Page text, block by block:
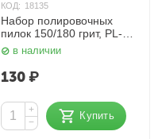
КОД: 18135
Набор полировочных
пилок 150/180 грит, PL-10
Dewal Beauty
в наличии
130₽
+
−
Купить